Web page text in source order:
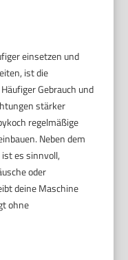
einsetzen und
ist die
Gebrauch und
stärker
regelmäßige
Neben dem
es sinnvoll,
oder
deine Maschine
ohne